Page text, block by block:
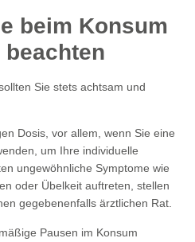
beim Konsum
Sie stets achtsam und
Dosis, vor allem, wenn Sie eine
um Ihre individuelle
ungewöhnliche Symptome wie
oder Übelkeit auftreten, stellen
gegebenenfalls ärztlichen Rat.
Pausen im Konsum